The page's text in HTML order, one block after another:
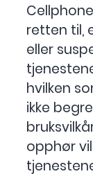
retten til,
eller
hvilken
ikke
opphør